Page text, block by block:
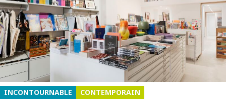
INCONTOURNABLE CONTEMPORAIN